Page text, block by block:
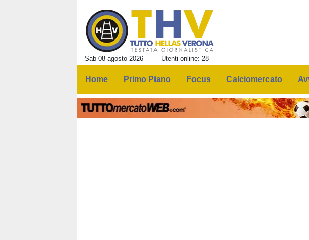
Sab 08 agosto 2026 Utenti online: 28
Home Primo Piano Focus Calciomercato